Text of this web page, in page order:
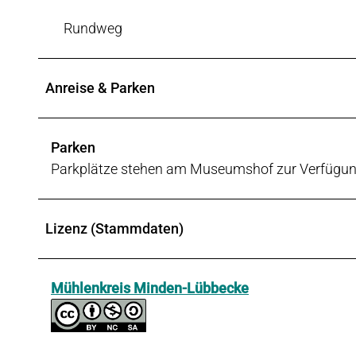
Rundweg
Anreise & Parken
Parken
Parkplätze stehen am Museumshof zur
Lizenz (Stammdaten)
Mühlenkreis Minden-Lübbecke